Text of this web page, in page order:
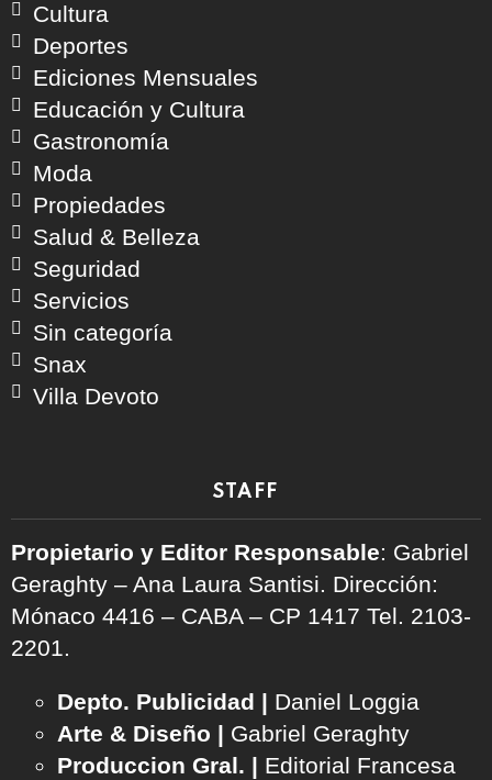
Cultura
Deportes
Ediciones Mensuales
Educación y Cultura
Gastronomía
Moda
Propiedades
Salud & Belleza
Seguridad
Servicios
Sin categoría
Snax
Villa Devoto
STAFF
Propietario y Editor Responsable: Gabriel
Geraghty – Ana Laura Santisi. Dirección:
Mónaco 4416 – CABA – CP 1417 Tel. 2103-
2201.
Depto. Publicidad | Daniel Loggia
Arte & Diseño | Gabriel Geraghty
Produccion Gral. | Editorial Francesa